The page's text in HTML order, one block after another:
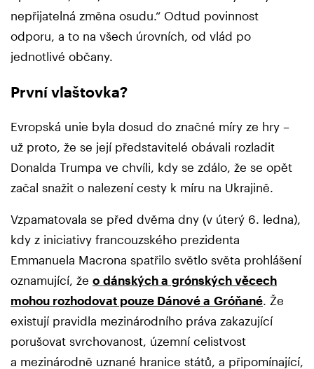
nepřijatelná změna osudu.“ Odtud povinnost
odporu, a to na všech úrovních, od vlád po
jednotlivé občany.
První vlaštovka?
Evropská unie byla dosud do značné míry ze hry –
už proto, že se její představitelé obávali rozladit
Donalda Trumpa ve chvíli, kdy se zdálo, že se opět
začal snažit o nalezení cesty k míru na Ukrajině.
Vzpamatovala se před dvěma dny (v úterý 6. ledna),
kdy z iniciativy francouzského prezidenta
Emmanuela Macrona spatřilo světlo světa prohlášení
oznamující, že o dánských a grónských věcech
mohou rozhodovat pouze Dánové a Gróňané . Že
existují pravidla mezinárodního práva zakazující
porušovat svrchovanost, územní celistvost
a mezinárodně uznané hranice států, a připomínající,